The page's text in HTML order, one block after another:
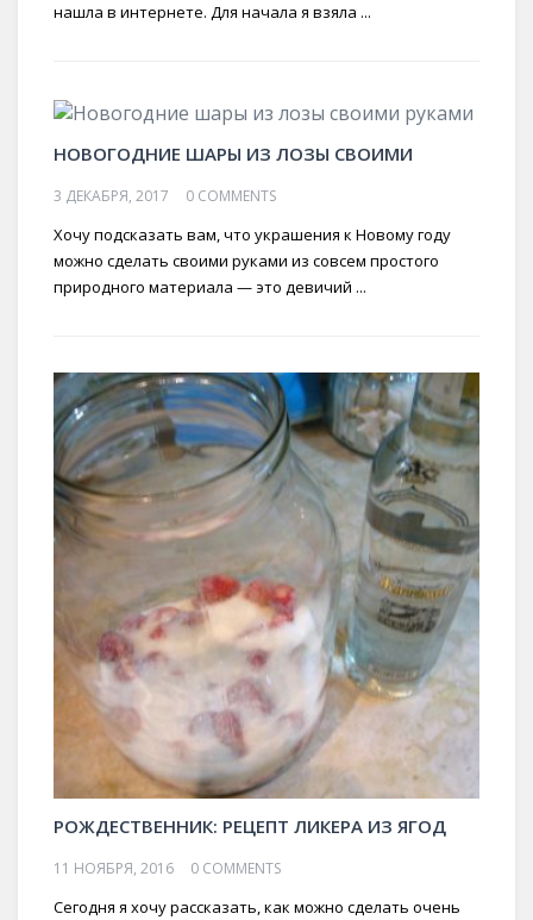
нашла в интернете. Для начала я взяла ...
НОВОГОДНИЕ ШАРЫ ИЗ ЛОЗЫ СВОИМИ
3 ДЕКАБРЯ, 2017 0 COMMENTS
Хочу подсказать вам, что украшения к Новому году
можно сделать своими руками из совсем простого
природного материала — это девичий ...
РОЖДЕСТВЕННИК: РЕЦЕПТ ЛИКЕРА ИЗ ЯГОД
11 НОЯБРЯ, 2016 0 COMMENTS
Сегодня я хочу рассказать, как можно сделать очень